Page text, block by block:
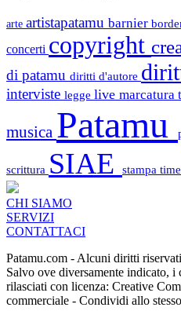
arte artistapatamu barnier
concerti copyright
di patamu diritti d'autore
interviste legge live marcatura
musica Patamu
scrittura SIAE stampa
CHI SIAMO
SERVIZI
CONTATTACI
Patamu.com - Alcuni diritti
Salvo ove diversamente indicato, i
rilasciati con licenza: Creative
commerciale - Condividi allo